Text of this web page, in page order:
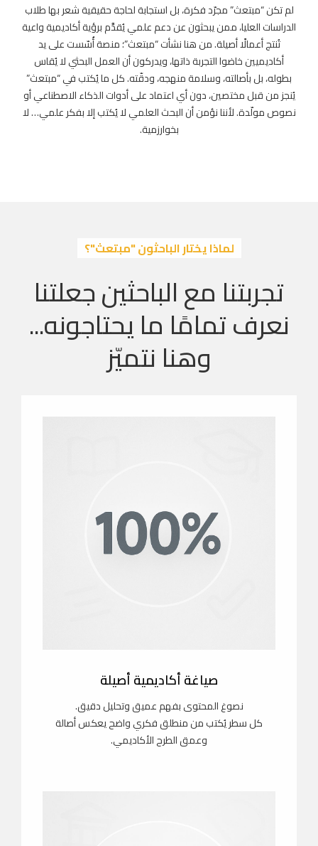
لم تكن “مبتعث” مجرّد فكرة، بل استجابة لحاجة حقيقية شعر بها طلاب
الدراسات العليا، ممن يبحثون عن دعم علمي يُقدَّم برؤية أكاديمية واعية
تُنتج أعمالًا أصيلة. من هنا نشأت “مبتعث”؛ منصة أُسّست على يد
أكاديميين خاضوا التجربة ذاتها، ويدركون أن العمل البحثي لا يُقاس
بطوله، بل بأصالته، وسلامة منهجه، ودقّته. كل ما يُكتب في “مبتعث”
يُنجز من قبل مختصين، دون أي اعتماد على أدوات الذكاء الاصطناعي أو
نصوص مولّدة. لأننا نؤمن أن البحث العلمي لا يُكتب إلا بفكر علمي… لا
بخوارزمية.
لماذا يختار الباحثون "مبتعث"؟
تجربتنا مع الباحثين جعلتنا
نعرف تمامًا ما يحتاجونه...
وهنا نتميّز
صياغة أكاديمية أصيلة
نصوغ المحتوى بفهم عميق وتحليل دقيق.
كل سطر يُكتب من منطلق فكري واضح يعكس أصالة
وعمق الطرح الأكاديمي.